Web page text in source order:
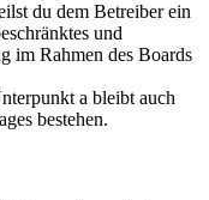
du dem Betreiber ein
und
im Rahmen des Boards
a bleibt auch
bestehen.